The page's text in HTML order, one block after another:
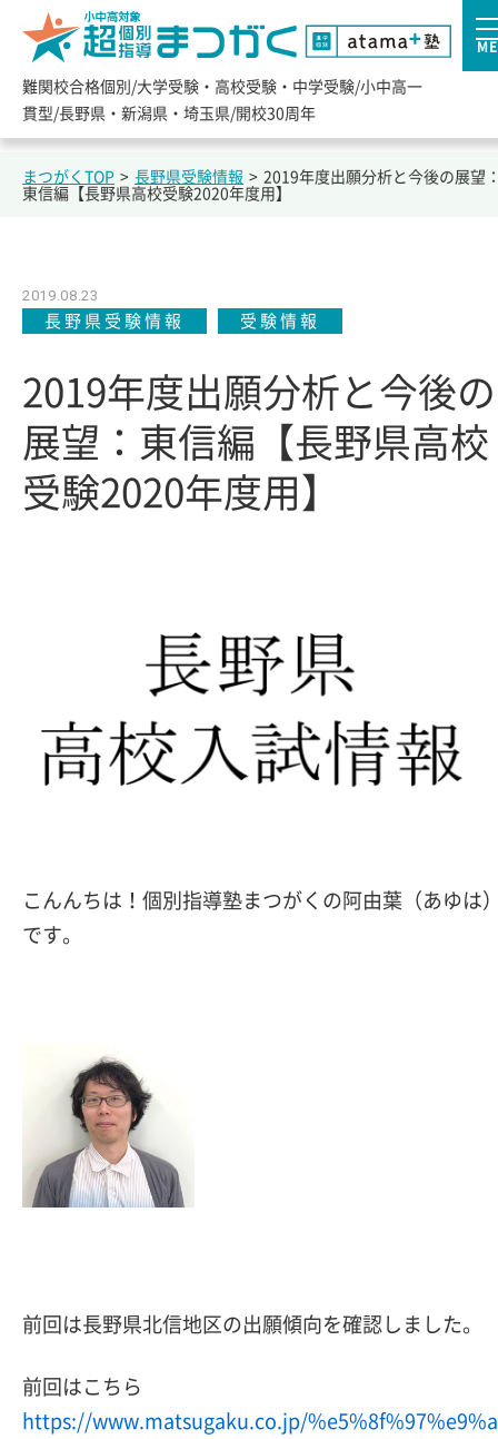
難関校合格個別/大学受験・高校受験・中学受験/小中高一
貫型/長野県・新潟県・埼玉県/開校30周年
まつがくTOP > 長野県受験情報 > 2019年度出願分析と今後の展望
東信編【長野県高校受験2020年度用】
2019.08.23
長野県受験情報
受験情報
2019年度出願分析と今後の
展望：東信編【長野県高校
受験2020年度用】
こんんちは！個別指導塾まつがくの阿由葉（あゆは
です。
前回は長野県北信地区の出願傾向を確認しました。
前回はこちら
https://www.matsugaku.co.jp/